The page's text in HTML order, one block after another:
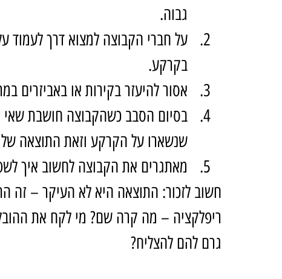
גבוה.
על חברי הקבוצה למצוא דרך לעמוד
בקרקע.
אסור להיעזר בקירות או באביזרים
בסיום הסבב כשהקבוצה חושבת שאי
שנשארו על הקרקע וזאת התוצאה
מאתגרים את הקבוצה לחשוב איך
חשוב לזכור: התוצאה היא לא העיקר – זה
ריפלקציה – מה קרה שם? מי לקח את
גרם להם להצליח?